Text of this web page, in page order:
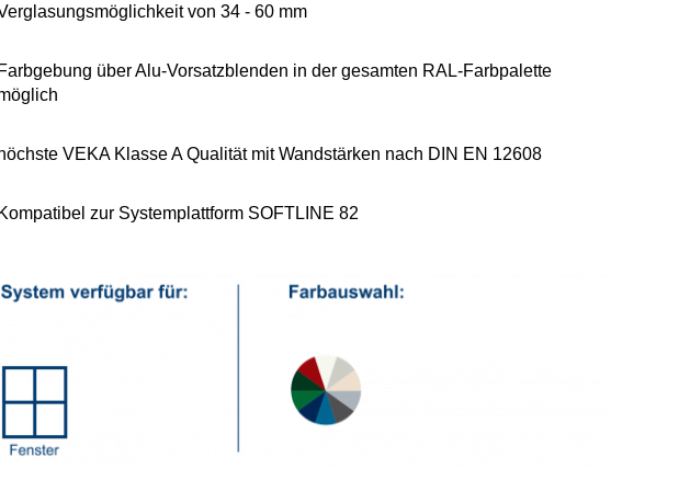
von 34 - 60 mm
Farbgebung über Alu-Vorsatzblenden in der gesamten RAL-Farbpalette
höchste VEKA Klasse A Qualität mit Wandstärken nach DIN EN 12608
Kompatibel zur Systemplattform SOFTLINE 82